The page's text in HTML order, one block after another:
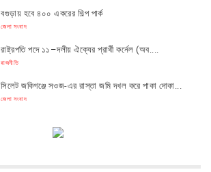
বগুড়ায় হবে ৪০০ একরের শিল্প পার্ক
জেলা সংবাদ
রাষ্ট্রপতি পদে ১১–দলীয় ঐক্যের প্রার্থী কর্নেল (অব....
রাজনীতি
সিলেট জকিগঞ্জে সওজ-এর রাস্তা জমি দখল করে পাকা দোকা...
জেলা সংবাদ